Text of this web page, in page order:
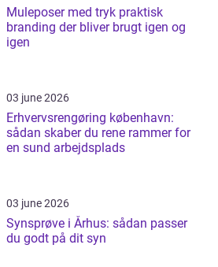
Muleposer med tryk praktisk
branding der bliver brugt igen og
igen
03 june 2026
Erhvervsrengøring københavn:
sådan skaber du rene rammer for
en sund arbejdsplads
03 june 2026
Synsprøve i Århus: sådan passer
du godt på dit syn